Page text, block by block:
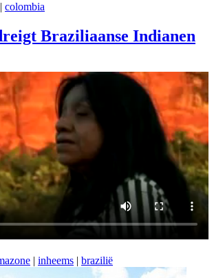
| colombia
Braziliaanse Indianen
| inheems | brazilië